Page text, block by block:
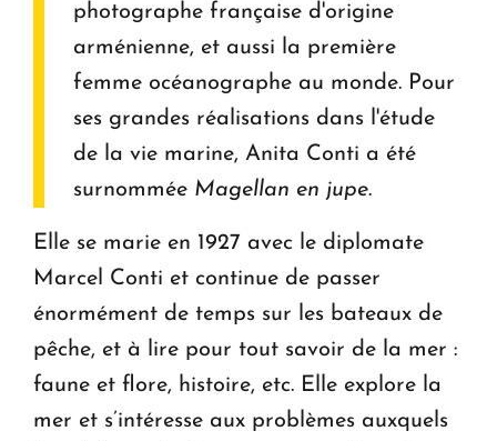
photographe française d'origine
arménienne, et aussi la première
femme océanographe au monde. Pour
ses grandes réalisations dans l'étude
de la vie marine, Anita Conti a été
surnommée Magellan en jupe.
Elle se marie en 1927 avec le diplomate
Marcel Conti et continue de passer
énormément de temps sur les bateaux de
pêche, et à lire pour tout savoir de la mer :
faune et flore, histoire, etc. Elle explore la
mer et s’intéresse aux problèmes auxquels